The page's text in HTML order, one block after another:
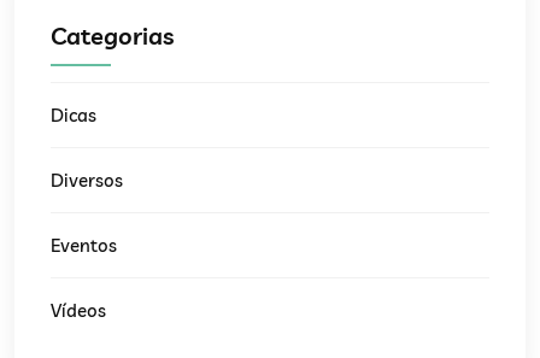
Categorias
Dicas
Diversos
Eventos
Vídeos